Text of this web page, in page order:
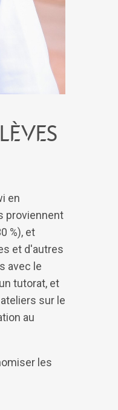
en
proviennent
%), et
et d'autres
avec le
tutorat, et
sur le
au
les